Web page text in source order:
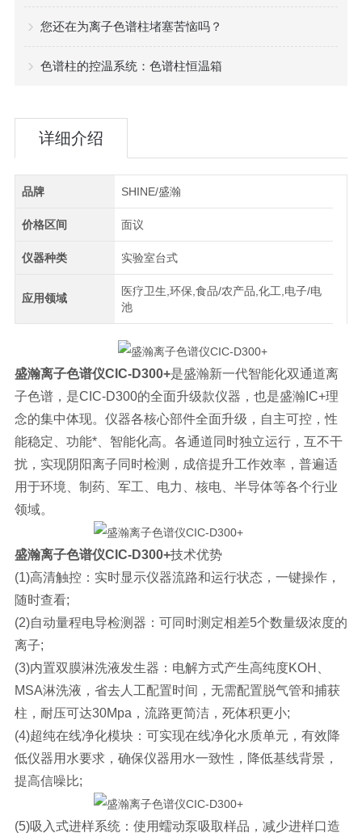
您还在为离子色谱柱堵塞苦恼吗？
色谱柱的控温系统：色谱柱恒温箱
详细介绍
品牌 SHINE/盛瀚
价格区间 面议
仪器种类 实验室台式
应用领域
医疗卫生,环保,食品/农产品,化工,电子/电
池
盛瀚离子色谱仪CIC-D300+是盛瀚新一代智能化双通道离
子色谱，是CIC-D300的全面升级款仪器，也是盛瀚IC+理
念的集中体现。仪器各核心部件全面升级，自主可控，性
能稳定、功能*、智能化高。各通道同时独立运行，互不干
扰，实现阴阳离子同时检测，成倍提升工作效率，普遍适
用于环境、制药、军工、电力、核电、半导体等各个行业
领域。
盛瀚离子色谱仪CIC-D300+技术优势
(1)高清触控：实时显示仪器流路和运行状态，一键操作，
随时查看;
(2)自动量程电导检测器：可同时测定相差5个数量级浓度的
离子;
(3)内置双膜淋洗液发生器：电解方式产生高纯度KOH、
MSA淋洗液，省去人工配置时间，无需配置脱气管和捕获
柱，耐压可达30Mpa，流路更简洁，死体积更小;
(4)超纯在线净化模块：可实现在线净化水质单元，有效降
低仪器用水要求，确保仪器用水一致性，降低基线背景，
提高信噪比;
(5)吸入式进样系统：使用蠕动泵吸取样品，减少进样口造